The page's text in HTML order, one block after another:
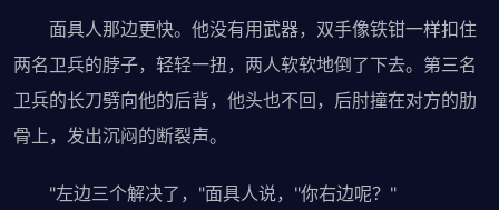
面具人那边更快。他没有用武器，双手像铁钳一样扣住
两名卫兵的脖子，轻轻一扭，两人软软地倒了下去。第三名
卫兵的长刀劈向他的后背，他头也不回，后肘撞在对方的肋
骨上，发出沉闷的断裂声。
"左边三个解决了，"面具人说，"你右边呢？"